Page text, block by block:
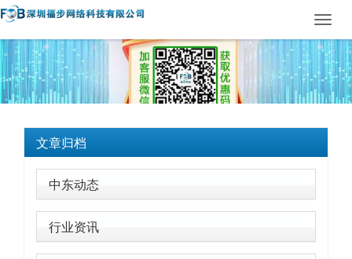
文章归档
中东动态
行业资讯